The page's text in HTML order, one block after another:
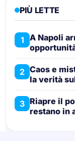
PIÙ LETTE
1 A Napoli
2 Caos e
la verità
3 Riapre il
restano in